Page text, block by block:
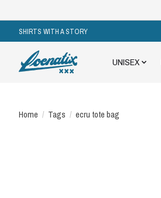
SHIRTS WITH A STORY
UNISEX
Home / Tags / ecru tote bag